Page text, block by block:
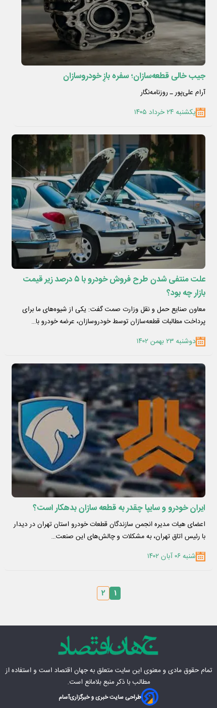
جیب خالی قطعه‌سازان؛ سفره بازِ خودروسازان
آرام علی‌پور ـ روزنامه‌نگار
یکشنبه ۲۴ خرداد ۱۴۰۵
علت منتفی شدن طرح فروش خودرو با ۵ درصد زیر قیمت
بازار چه بود؟
معاون صنایع حمل و نقل وزارت صمت گفت: یکی از شیوه‌های ما برای
پرداخت مطالبات قطعه‌سازان توسط خودروسازان، عرضه خودرو با…
دوشنبه ۲۳ بهمن ۱۴۰۲
ایران خودرو و سایپا چقدر به قطعه سازان بدهکار است؟
اعضای هیات مدیره انجمن سازندگان قطعات خودرو استان تهران در دیدار
با رئیس اتاق تهران، به مشکلات و چالش‌های این صنعت…
شنبه ۰۶ آبان ۱۴۰۲
۱ ۲
تمام حقوق مادی‌ و معنوی این سایت متعلق بهجهان اقتصاد است و استفاده از
مطالب با ذکر منبع بلامانع است.
طراحی سایت خبری و خبرگزاریآسام